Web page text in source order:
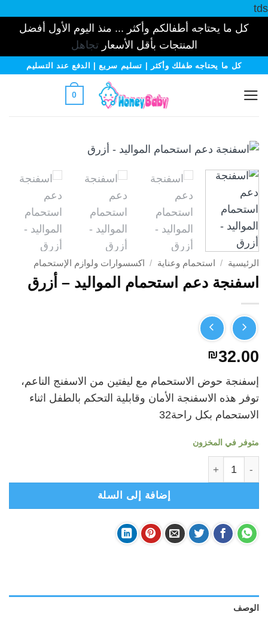
tds
كل ما يحتاجه أطفالكم وأكثر ... منذ اليوم الأول أفضل
المنتجات بأقل الأسعارتجاهل
تخطيكل ما يحتاجه طفلك وأكثر | تسليم سريع | الدفع عند التسليم
0
الرئيسية / استحمام وعناية / اكسسوارات ولوازم الإستحمام
اسفنجة دعم استحمام المواليد – أزرق
₪32.00
إسفنجة حوض الاستحمام مع ليفتين من الاسفنج الناعم،
توفر هذه الاسفنجة الأمان وقابلية التحكم بالطفل اثناء
الاستحمام بكل راحة32
متوفر في المخزون
إضافة إلى السلة
الوصف